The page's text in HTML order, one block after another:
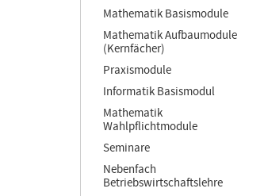
Mathematik Basismodule
Mathematik Aufbaumodule
(Kernfächer)
Praxismodule
Informatik Basismodul
Mathematik
Wahlpflichtmodule
Seminare
Nebenfach
Betriebswirtschaftslehre